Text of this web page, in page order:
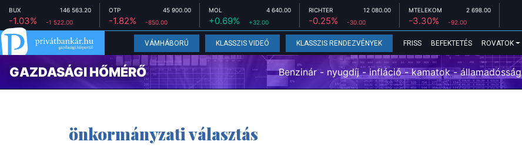
BUX 146 563.20
-1.03% -1 522.00
OTP 45 900.00
-1.82% -850.00
MOL 4 640.00
+0.69% +32.00
RICHTER 12 080.00
-0.25% -30.00
MTELEKOM 2 698.00
-3.30% -92.00
VÁMHÁBORÚ KLASSZIS VIDEÓ KLASSZIS RENDEZVÉNYEK FRISS BEFEKTETÉS ROVATOK
GAZDASÁGI HŐMÉRŐ Benzinár - nyugdíj - infláció - kamatok - államadósság
önkormányzati választás